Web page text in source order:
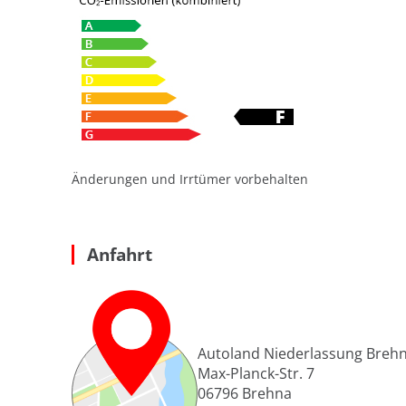
Änderungen und Irrtümer vorbehalten
Anfahrt
Autoland Niederlassung
Max-Planck-Str. 7
06796 Brehna